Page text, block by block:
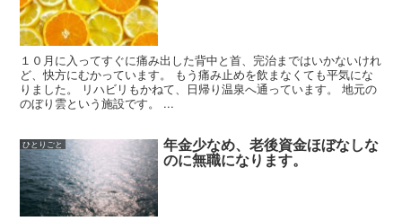
１０月に入ってすぐに痛み出した背中と首、完治まではいかないけれ
ど、快方にむかっています。 もう痛み止めを飲まなくても平気にな
りました。 リハビリもかねて、日帰り温泉へ通っています。 地元の
のぼり雲という施設です。 ...
ひとりごと 年金少なめ、老後資金ほぼなしな
のに無職になります。